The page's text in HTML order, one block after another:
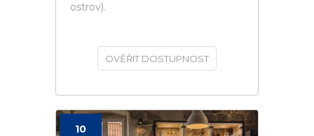
ostrov).
OVĚŘIT DOSTUPNOST
10